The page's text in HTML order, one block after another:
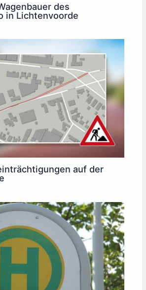
des
in Lichtenvoorde
auf der